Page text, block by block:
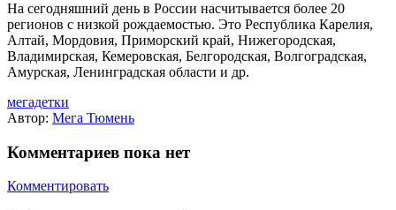
На сегодняшний день в России насчитывается более 20
регионов с низкой рождаемостью. Это Республика Карелия,
Алтай, Мордовия, Приморский край, Нижегородская,
Владимирская, Кемеровская, Белгородская, Волгоградская,
Амурская, Ленинградская области и др.
мегадетки
Автор: Мега Тюмень
Комментариев пока нет
Комментировать